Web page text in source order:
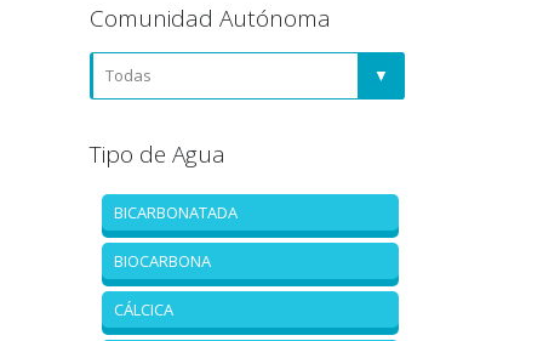
Comunidad Autónoma
Tipo de Agua
BICARBONATADA
BIOCARBONA
CÁLCICA